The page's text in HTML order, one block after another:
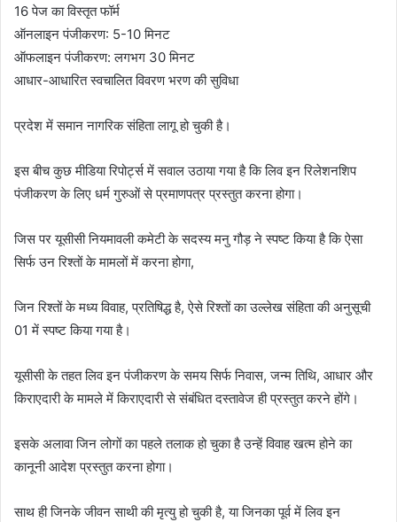
16 पेज का विस्तृत फॉर्म
ऑनलाइन पंजीकरण: 5-10 मिनट
ऑफलाइन पंजीकरण: लगभग 30 मिनट
आधार-आधारित स्वचालित विवरण भरण की सुविधा
प्रदेश में समान नागरिक संहिता लागू हो चुकी है।
इस बीच कुछ मीडिया रिपोर्ट्स में सवाल उठाया गया है कि लिव इन रिलेशनशिप
पंजीकरण के लिए धर्म गुरुओं से प्रमाणपत्र प्रस्तुत करना होगा।
जिस पर यूसीसी नियमावली कमेटी के सदस्य मनु गौड़ ने स्पष्ट किया है कि ऐसा
सिर्फ उन रिश्तों के मामलों में करना होगा,
जिन रिश्तों के मध्य विवाह, प्रतिषिद्ध है, ऐसे रिश्तों का उल्लेख संहिता की अनुसूची
01 में स्पष्ट किया गया है।
यूसीसी के तहत लिव इन पंजीकरण के समय सिर्फ निवास, जन्म तिथि, आधार और
किराएदारी के मामले में किराएदारी से संबंधित दस्तावेज ही प्रस्तुत करने होंगे।
इसके अलावा जिन लोगों का पहले तलाक हो चुका है उन्हें विवाह खत्म होने का
कानूनी आदेश प्रस्तुत करना होगा।
साथ ही जिनके जीवन साथी की मृत्यु हो चुकी है, या जिनका पूर्व में लिव इन